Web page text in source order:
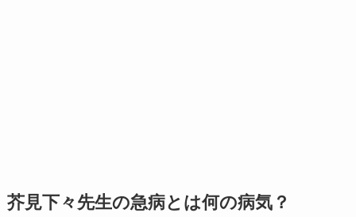
芥見下々先生の急病とは何の病気？